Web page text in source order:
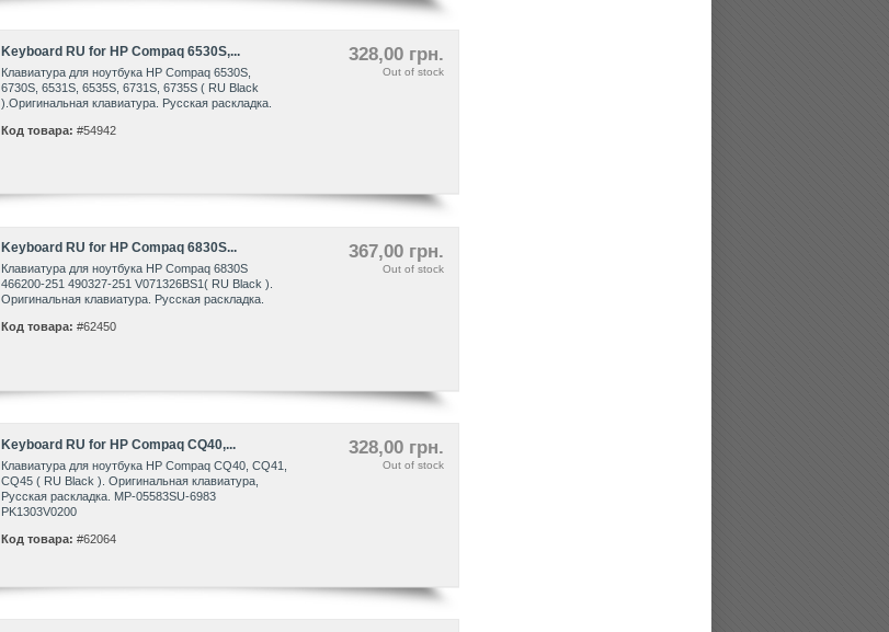
Keyboard RU for HP Compaq 6530S,...
Клавиатура для ноутбука HP Compaq 6530S,
6730S, 6531S, 6535S, 6731S, 6735S ( RU Black
).Оригинальная клавиатура. Русская раскладка.
Код товара: #54942
328,00 грн.
Out of stock
Keyboard RU for HP Compaq 6830S...
Клавиатура для ноутбука HP Compaq 6830S
466200-251 490327-251 V071326BS1( RU Black ).
Оригинальная клавиатура. Русская раскладка.
Код товара: #62450
367,00 грн.
Out of stock
Keyboard RU for HP Compaq CQ40,...
Клавиатура для ноутбука HP Compaq CQ40, CQ41,
CQ45 ( RU Black ). Оригинальная клавиатура,
Русская раскладка. MP-05583SU-6983
PK1303V0200
Код товара: #62064
328,00 грн.
Out of stock